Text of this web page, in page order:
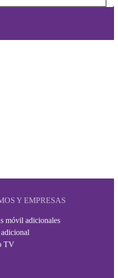
Y EMPRESAS
móvil adicionales
TV